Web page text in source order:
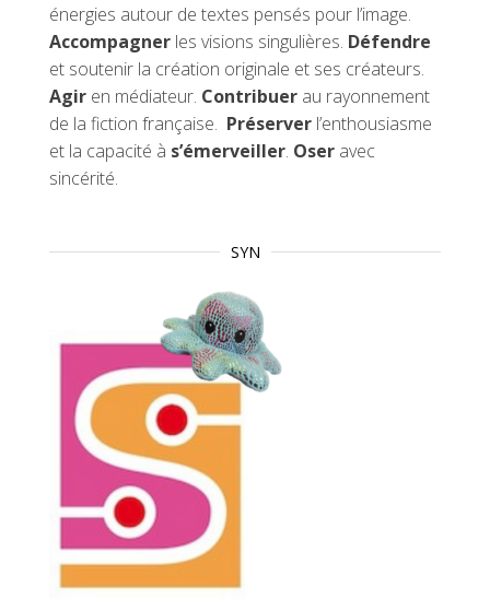
énergies autour de textes pensés pour l’image.
Accompagner les visions singulières. Défendre
et soutenir la création originale et ses créateurs.
Agir en médiateur. Contribuer au rayonnement
de la fiction française. Préserver l’enthousiasme
et la capacité à s’émerveiller. Oser avec
sincérité.
SYN